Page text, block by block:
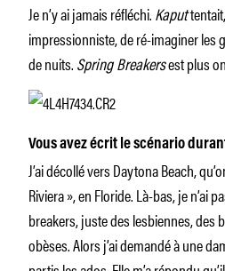
Je n’y ai jamais réfléchi.Kaput
impressionniste, de ré-imaginer les
de nuits.Spring Breakersest plus
Vous avez écrit le scénario
J’ai décollé vers Daytona Beach,
Riviera », en Floride. Là-bas, je n’ai
breakers, juste des lesbiennes, des
obèses. Alors j’ai demandé à une